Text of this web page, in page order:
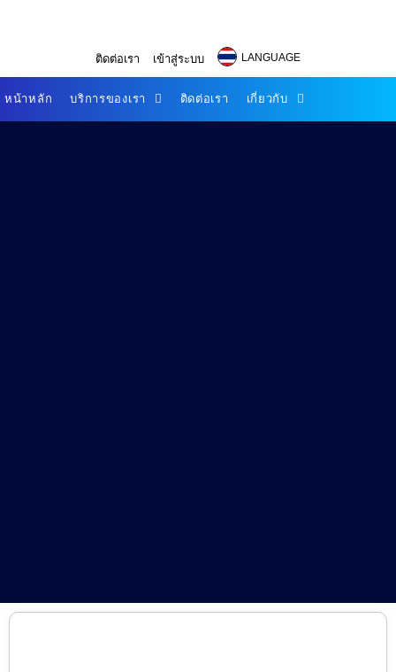
ติดต่อเรา เข้าสู่ระบบ LANGUAGE
หน้าหลัก บริการของเรา ติดต่อเรา เกี่ยวกับ